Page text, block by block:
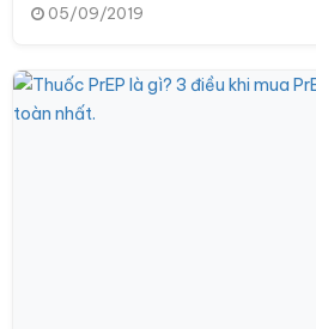
05/09/2019